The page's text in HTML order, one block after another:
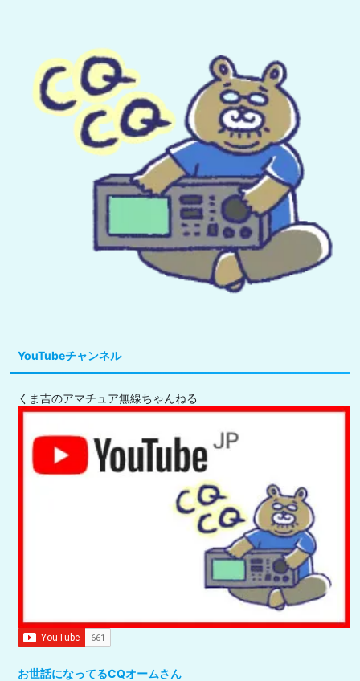
YouTubeチャンネル
くま吉のアマチュア無線ちゃんねる
お世話になってるCQオームさん